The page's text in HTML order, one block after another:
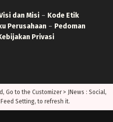
dan Misi – Kode Etik
Perusahaan – Pedoman
Privasi
Go to the Customizer > JNews : Social,
Setting, to refresh it.